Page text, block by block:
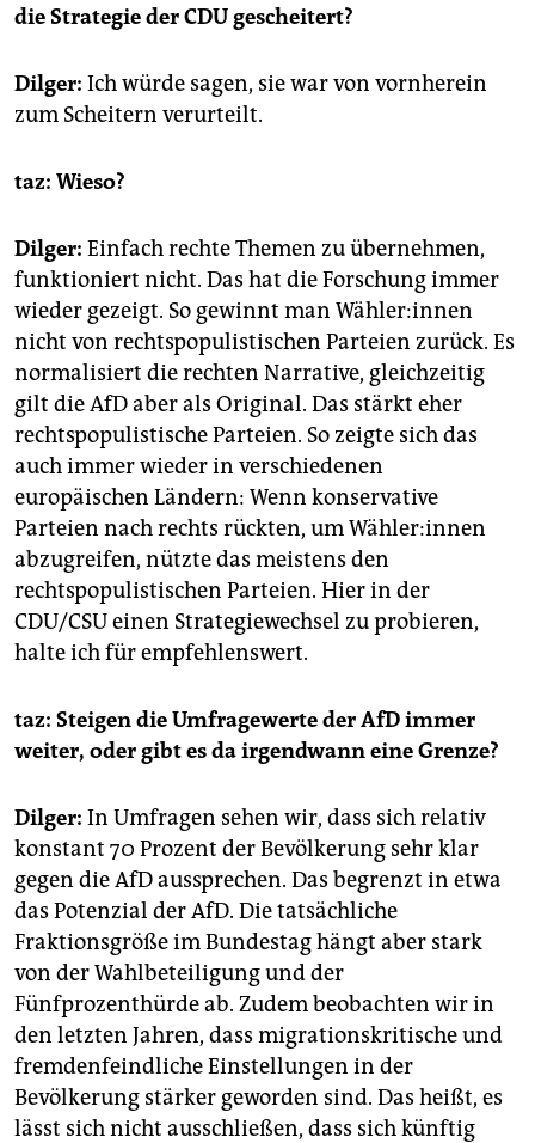
die Strategie der CDU gescheitert?
Dilger: Ich würde sagen, sie war von vornherein
zum Scheitern verurteilt.
taz: Wieso?
Dilger: Einfach rechte Themen zu übernehmen,
funk­tio­niert nicht. Das hat die Forschung immer
wieder gezeigt. So gewinnt man Wäh­le­r:in­nen
nicht von rechtspopulistischen Parteien zurück. Es
normalisiert die rechten Narrative, gleichzeitig
gilt die AfD aber als Original. Das stärkt eher
rechtspopulistische Parteien. So zeigte sich das
auch immer wieder in verschiedenen
europäischen Ländern: Wenn konservative
Parteien nach rechts rückten, um Wäh­ler:in­nen
abzugreifen, nützte das meistens den
rechtspopulistischen Parteien. Hier in der
CDU/CSU einen Strategiewechsel zu probieren,
halte ich für empfehlenswert.
taz: Steigen die Umfragewerte der AfD immer
weiter, oder gibt es da irgendwann eine Grenze?
Dilger: In Umfragen sehen wir, dass sich relativ
konstant 70 Prozent der Bevölkerung sehr klar
gegen die AfD aussprechen. Das begrenzt in etwa
das Potenzial der AfD. Die tatsächliche
Fraktionsgröße im Bundestag hängt aber stark
von der Wahlbeteiligung und der
Fünfprozenthürde ab. Zudem beobachten wir in
den letzten Jahren, dass migrationskritische und
fremdenfeindliche Einstellungen in der
Bevölkerung stärker geworden sind. Das heißt, es
lässt sich nicht ausschließen, dass sich künftig